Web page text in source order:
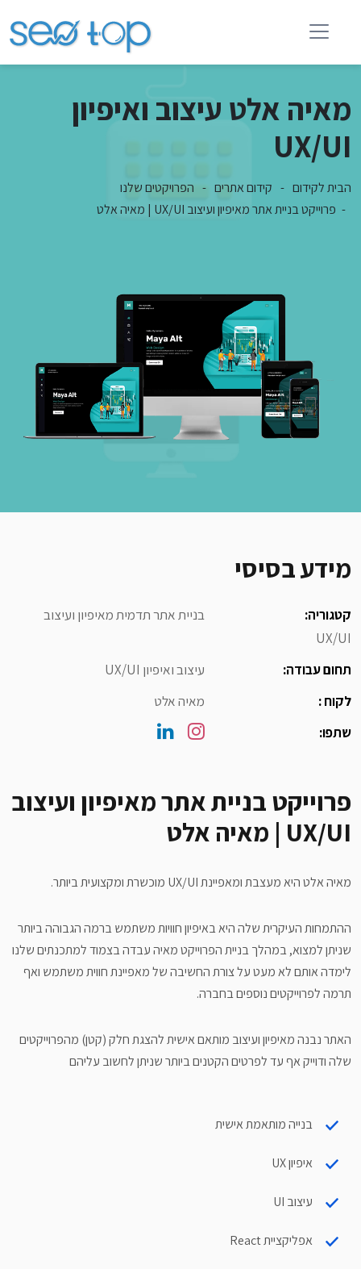
מאיה אלט עיצוב ואיפיון
UX/UI
הבית לקידום קידום אתרים
הפרויקטים שלנו
פרוייקט בניית אתר מאיפיון ועיצוב UX/UI | מאיה אלט
מידע בסיסי
קטגוריה:
בניית אתר תדמית מאיפיון ועיצוב
UX/UI
תחום עבודה:
עיצוב ואיפיון UX/UI
לקוח :
מאיה אלט
שתפו:
פרוייקט בניית אתר מאיפיון ועיצוב
UX/UI | מאיה אלט
מאיה אלט היא מעצבת ומאפיינת UX/UI מוכשרת ומקצועית ביותר.
ההתמחות העיקרית שלה היא באיפיון חוויות משתמש ברמה הגבוהה ביותר
שניתן למצוא, במהלך בניית הפרוייקט מאיה עבדה בצמוד למתכנתים שלנו
לימדה אותם לא מעט על צורת החשיבה של מאפיינת חווית משתמש ואף
תרמה לפרוייקטים נוספים בחברה.
האתר נבנה מאיפיון ועיצוב מותאם אישית להצגת חלק (קטן) מהפרוייקטים
שלה ודוייק אף עד לפרטים הקטנים ביותר שניתן לחשוב עליהם
בנייה מותאמת אישית
איפיון UX
עיצוב UI
אפליקציית React